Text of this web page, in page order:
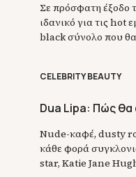
Σε πρόσφατη έξοδο
ιδανικό για τις hot
black σύνολο που
ιταλικό brand GCDS,
CELEBRITY BEAUTY
Dua Lipa: Πώς θα
Nude-καφέ, dusty
κάθε φορά
star, Katie Jane